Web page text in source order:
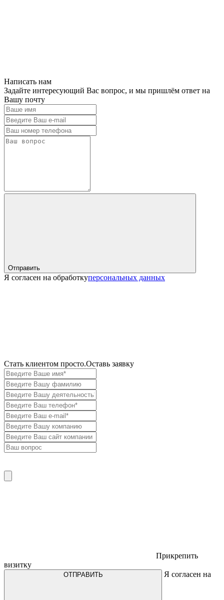
Написать нам
Задайте интересующий Вас вопрос, и мы пришлём ответ на
Вашу почту
Отправить
Я согласен на обработкуперсональных данных
Cтать клиентом просто.Оставь заявку
Прикрепить
визитку
ОТПРАВИТЬ Я согласен на